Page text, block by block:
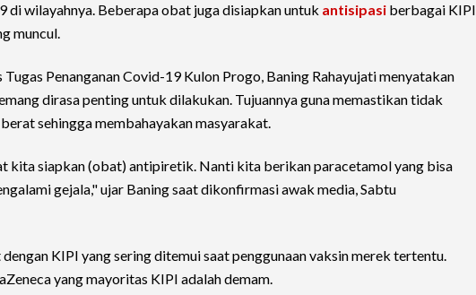
di wilayahnya. Beberapa obat juga disiapkan untuk antisipasi berbagai KIPI
muncul.
Tugas Penanganan Covid-19 Kulon Progo, Baning Rahayujati menyatakan
dirasa penting untuk dilakukan. Tujuannya guna memastikan tidak
sehingga membahayakan masyarakat.
kita siapkan (obat) antipiretik. Nanti kita berikan paracetamol yang bisa
gejala," ujar Baning saat dikonfirmasi awak media, Sabtu
KIPI yang sering ditemui saat penggunaan vaksin merek tertentu.
yang mayoritas KIPI adalah demam.